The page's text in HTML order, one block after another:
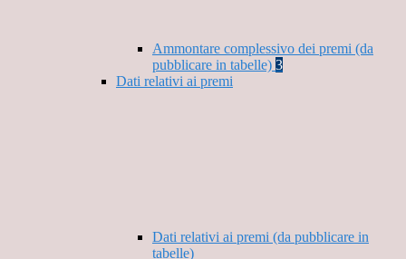
Ammontare complessivo dei premi (da
pubblicare in tabelle) 3
Dati relativi ai premi
Dati relativi ai premi (da pubblicare in
tabelle)